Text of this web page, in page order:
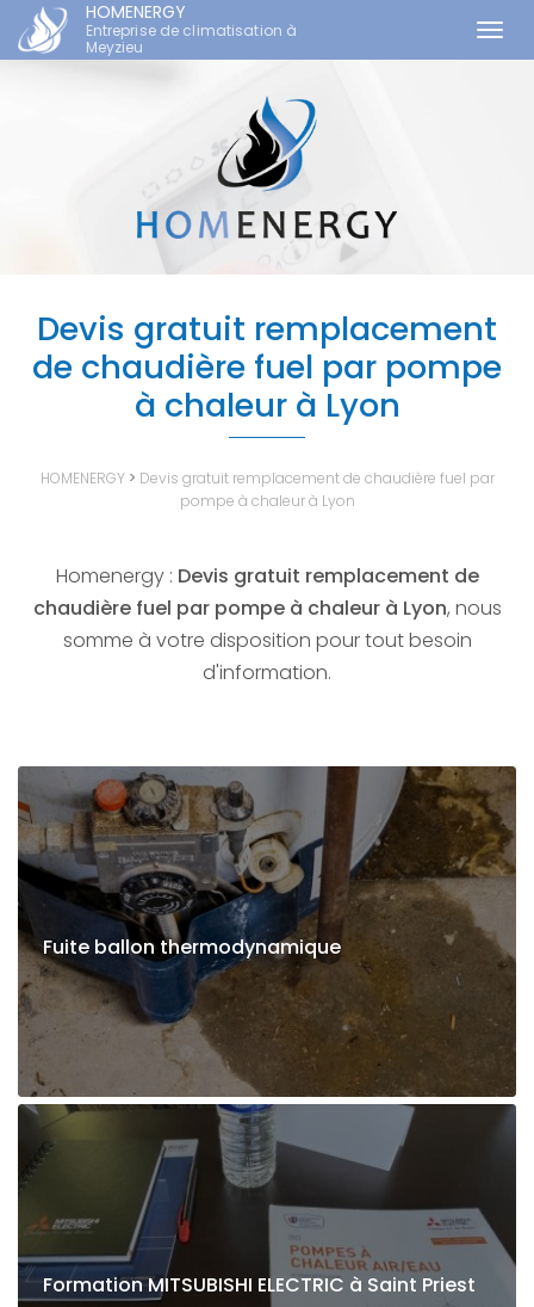
HOMENERGY
Entreprise de climatisation à
Meyzieu
Devis gratuit remplacement
de chaudière fuel par pompe
à chaleur à Lyon
HOMENERGY> Devis gratuit remplacement de chaudière fuel par
pompe à chaleur à Lyon
Homenergy : Devis gratuit remplacement de
chaudière fuel par pompe à chaleur à Lyon, nous
somme à votre disposition pour tout besoin
d'information.
Fuite ballon thermodynamique
Formation MITSUBISHI ELECTRIC à Saint Priest